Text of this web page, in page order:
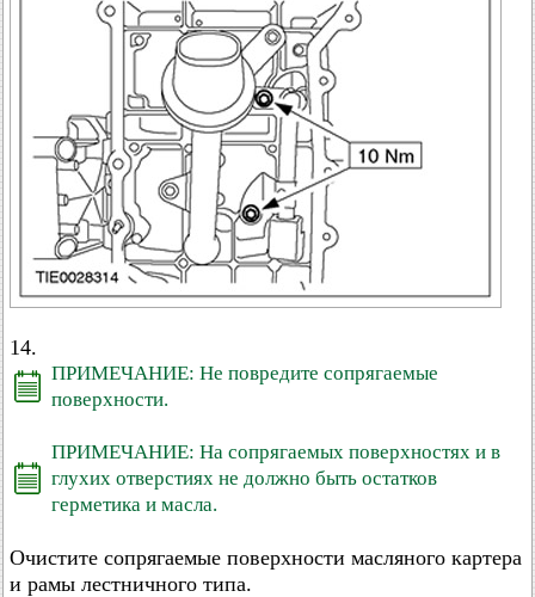
14.
ПРИМЕЧАНИЕ: Не повредите сопрягаемые
поверхности.
ПРИМЕЧАНИЕ: На сопрягаемых поверхностях и в
глухих отверстиях не должно быть остатков
герметика и масла.
Очистите сопрягаемые поверхности масляного картера
и рамы лестничного типа.